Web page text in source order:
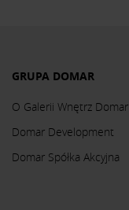
GRUPA DOMAR
O Galerii Wnętrz Domar
Domar Development
Domar Spółka Akcyjna